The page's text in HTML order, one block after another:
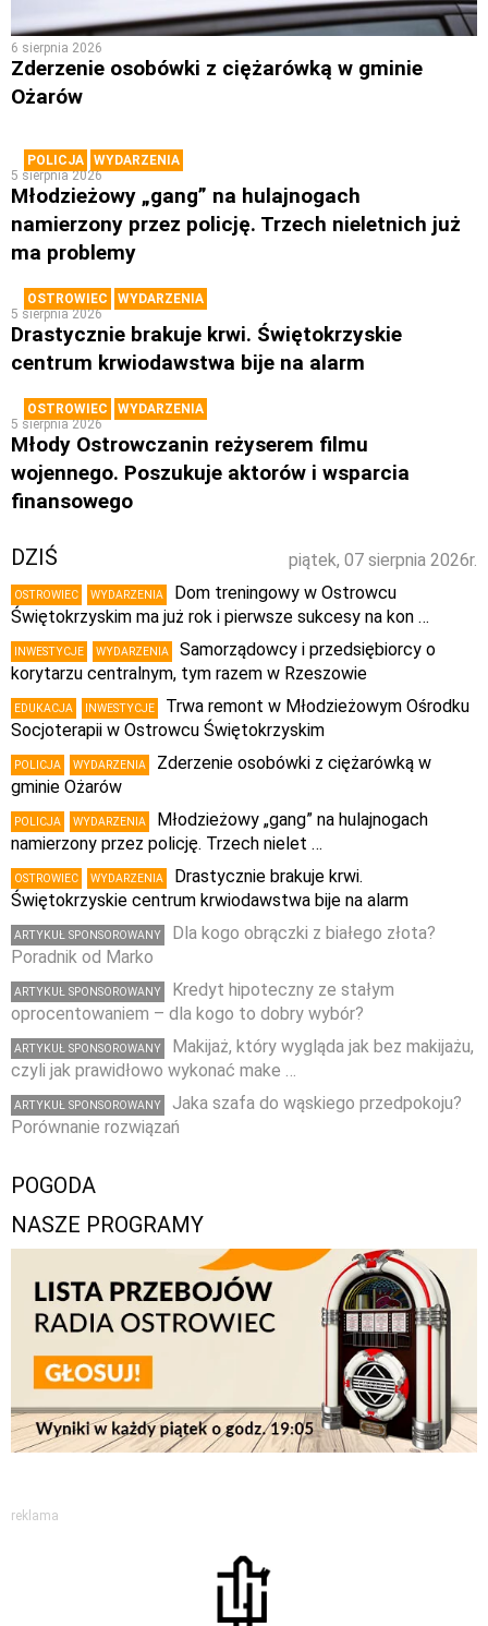
6 sierpnia 2026
Zderzenie osobówki z ciężarówką w gminie
Ożarów
POLICJA
WYDARZENIA
5 sierpnia 2026
Młodzieżowy „gang” na hulajnogach
namierzony przez policję. Trzech nieletnich już
ma problemy
OSTROWIEC
WYDARZENIA
5 sierpnia 2026
Drastycznie brakuje krwi. Świętokrzyskie
centrum krwiodawstwa bije na alarm
OSTROWIEC
WYDARZENIA
5 sierpnia 2026
Młody Ostrowczanin reżyserem filmu
wojennego. Poszukuje aktorów i wsparcia
finansowego
piątek, 07 sierpnia 2026r.
DZIŚ
OSTROWIEC WYDARZENIA
Dom treningowy w Ostrowcu
Świętokrzyskim ma już rok i pierwsze sukcesy na kon …
INWESTYCJE WYDARZENIA
Samorządowcy i przedsiębiorcy o
korytarzu centralnym, tym razem w Rzeszowie
EDUKACJA INWESTYCJE
Trwa remont w Młodzieżowym Ośrodku
Socjoterapii w Ostrowcu Świętokrzyskim
POLICJA WYDARZENIA
Zderzenie osobówki z ciężarówką w
gminie Ożarów
POLICJA WYDARZENIA
Młodzieżowy „gang” na hulajnogach
namierzony przez policję. Trzech nielet …
OSTROWIEC WYDARZENIA
Drastycznie brakuje krwi.
Świętokrzyskie centrum krwiodawstwa bije na alarm
ARTYKUŁ SPONSOROWANY
Dla kogo obrączki z białego złota?
Poradnik od Marko
ARTYKUŁ SPONSOROWANY
Kredyt hipoteczny ze stałym
oprocentowaniem – dla kogo to dobry wybór?
ARTYKUŁ SPONSOROWANY
Makijaż, który wygląda jak bez makijażu,
czyli jak prawidłowo wykonać make …
ARTYKUŁ SPONSOROWANY
Jaka szafa do wąskiego przedpokoju?
Porównanie rozwiązań
POGODA
NASZE PROGRAMY
reklama